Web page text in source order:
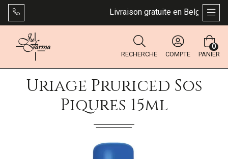
Livraison gratuite en Belgique
RECHERCHE COMPTE PANIER
0
Uriage Pruriced Sos
Piqures 15ml